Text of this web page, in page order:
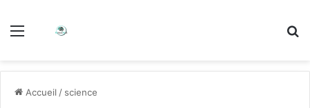
Accueil / science